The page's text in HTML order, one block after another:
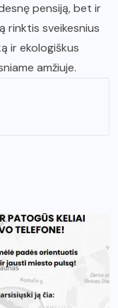
pensiją, bet ir
rinktis sveikesnius
ir ekologiškus
amžiuje.